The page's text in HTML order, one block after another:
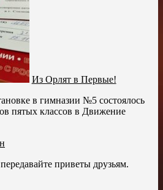
Из Орлят в Первые!
в гимназии №5 состоялось
пятых классов в Движение
приветы друзьям.